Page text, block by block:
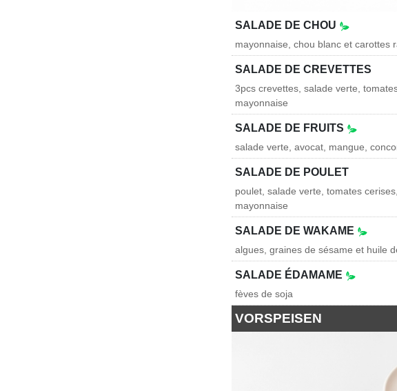
SALADE DE CHOU
mayonnaise, chou blanc et carottes
SALADE DE CREVETTES
3pcs crevettes, salade verte,
mayonnaise
SALADE DE FRUITS
salade verte, avocat, mangue,
SALADE DE POULET
poulet, salade verte, tomates
mayonnaise
SALADE DE WAKAME
algues, graines de sésame et huile
SALADE ÉDAMAME
fèves de soja
VORSPEISEN